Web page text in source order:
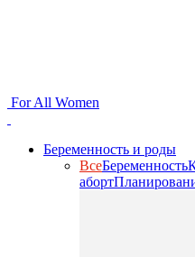
For All Women
Беременность и роды
ВсеБеременность
аборт